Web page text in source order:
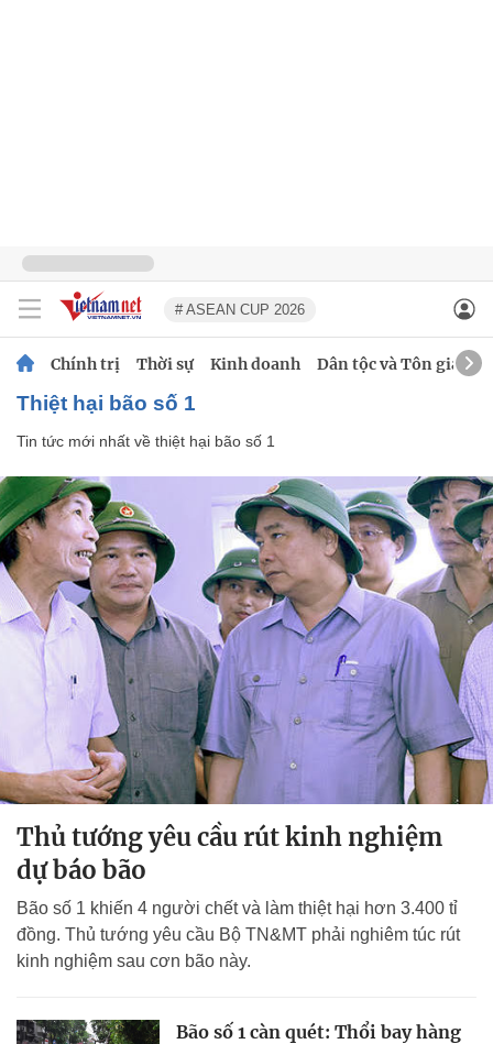
# ASEAN CUP 2026
Chính trị Thời sự Kinh doanh Dân tộc và Tôn giáo
thiệt hại bão số 1
Tin tức mới nhất về thiệt hại bão số 1
Thủ tướng yêu cầu rút kinh nghiệm
dự báo bão
Bão số 1 khiến 4 người chết và làm thiệt hại hơn 3.400 tỉ
đồng. Thủ tướng yêu cầu Bộ TN&MT phải nghiêm túc rút
kinh nghiệm sau cơn bão này.
Bão số 1 càn quét: Thổi bay hàng